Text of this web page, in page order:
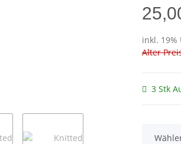
inkl. 19%
Alter
3 Stk
x